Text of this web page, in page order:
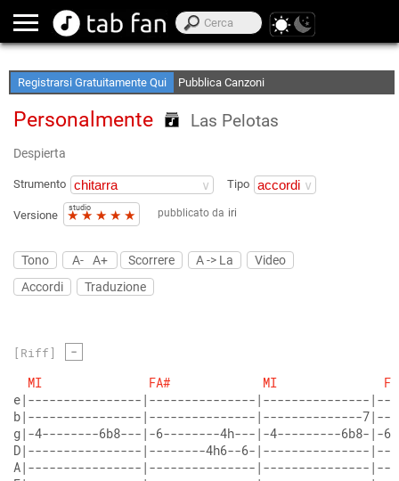
Registrarsi Gratuitamente Qui Pubblica Canzoni
Personalmente Las Pelotas
Despierta
Strumento Tipo
Versione
studio
★★ ★ ★ ★ pubblicato da iri
Tono A- A+ Scorrere A -> La
Video
Accordi
Traduzione
[Riff] -
MI FA# MI
e|----------------|---------------|---------------
b|----------------|---------------|--------------
g|-4--------6b8---|-6--------4h---|-4---------6b8-|-
D|----------------|--------4h6--6-|---------------
A|----------------|---------------|---------------